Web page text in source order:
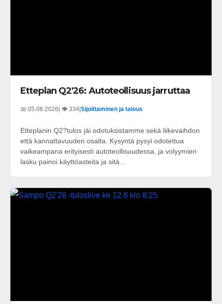
Etteplan Q2'26: Autoteollisuus jarruttaa
📅 05.08.2026| 👁️ 334|Sijoittaminen ja talous
Etteplanin Q2?tulos jäi odotuksistamme sekä liikevaihdon
että kannattavuuden osalta. Kysyntä pysyi odotettua
vaikeampana erityisesti autoteollisuudessa, ja volyymien
lasku painoi käyttöasteita ja sitä...